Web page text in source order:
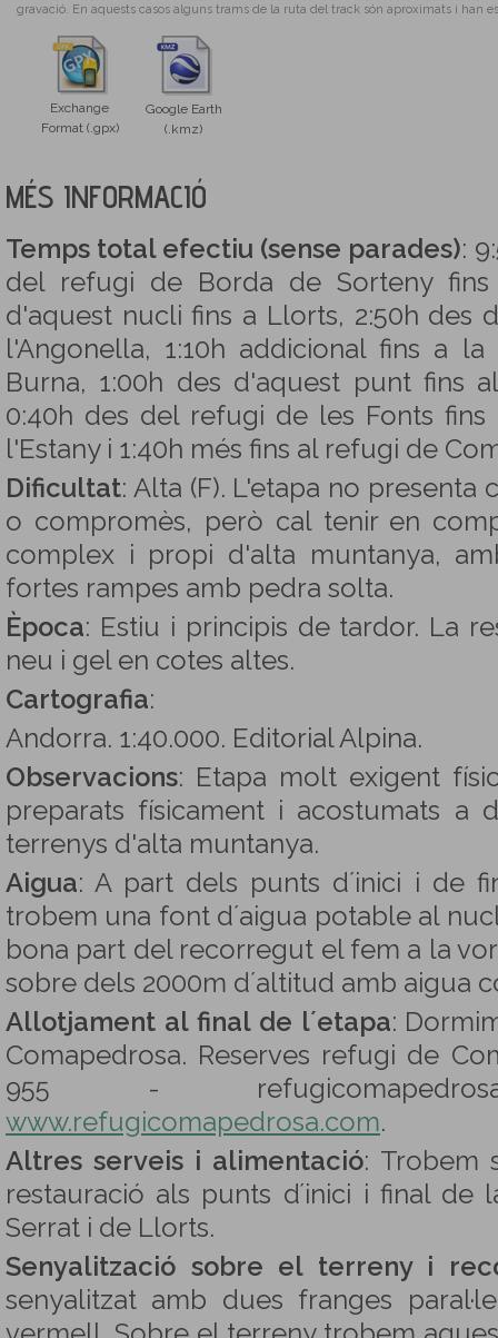
gravació. En aquests casos alguns trams de la ruta del track són aproximats i han
Exchange
Format (.gpx)
Google Earth
(.kmz)
MÉS INFORMACIÓ
Temps total efectiu (sense parades):
del refugi de Borda de Sorteny fins
d'aquest nucli fins a Llorts, 2:50h des
l'Angonella, 1:10h addicional fins a
Burna, 1:00h des d'aquest punt fins
0:40h des del refugi de les Fonts
l'Estany i 1:40h més fins al refugi de
Dificultat: Alta (F). L'etapa no presenta
o compromès, però cal tenir en
complex i propi d'alta muntanya,
fortes rampes amb pedra solta.
Època: Estiu i principis de tardor. La
neu i gel en cotes altes.
Cartografia:
Andorra. 1:40.000. Editorial Alpina.
Observacions: Etapa molt exigent
preparats físicament i acostumats a
terrenys d'alta muntanya.
Aigua: A part dels punts d´inici i de
trobem una font d´aigua potable al
bona part del recorregut el fem a la
sobre dels 2000m d´altitud amb aigua
Allotjament al final de l´etapa:
Comapedrosa. Reserves refugi de
955 -
www.refugicomapedrosa.com.
Altres serveis i alimentació: Trobem
restauració als punts d´inici i final
Serrat i de Llorts.
Senyalització sobre el terreny i
senyalitzat amb dues franges